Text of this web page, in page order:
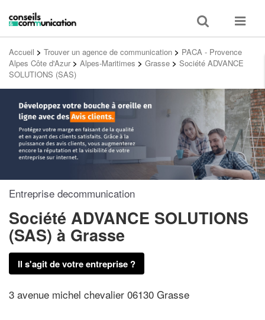
Toggle
search
Toggle
Accueil > Trouver un agence de communication > PACA - Provence
Alpes Côte d'Azur > Alpes-Maritimes > Grasse > Société ADVANCE
SOLUTIONS (SAS)
Entreprise decommunication
Société ADVANCE SOLUTIONS
(SAS) à Grasse
Il s'agit de votre entreprise ?
3 avenue michel chevalier 06130 Grasse